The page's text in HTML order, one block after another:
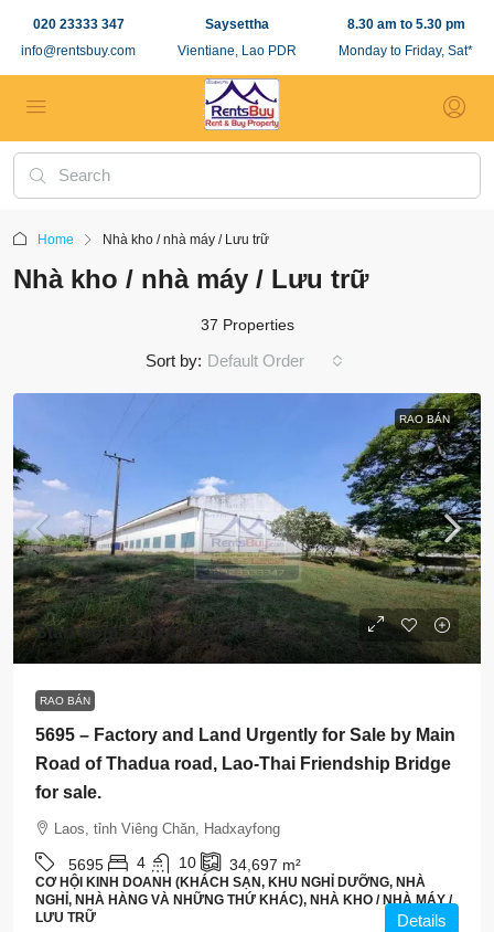
020 23333 347
info@rentsbuy.com
Saysettha
Vientiane, Lao PDR
8.30 am to 5.30 pm
Monday to Friday, Sat*
Home Nhà kho / nhà máy / Lưu trữ
Nhà kho / nhà máy / Lưu trữ
37 Properties
Sort by: Default Order
RAO BÁN
Start from$10,247,680
RAO BÁN
5695 – Factory and Land Urgently for Sale by Main
Road of Thadua road, Lao-Thai Friendship Bridge
for sale.
Laos, tỉnh Viêng Chăn, Hadxayfong
5695 4 10 34,697 m²
CƠ HỘI KINH DOANH (KHÁCH SẠN, KHU NGHỈ DƯỠNG, NHÀ
NGHỈ, NHÀ HÀNG VÀ NHỮNG THỨ KHÁC), NHÀ KHO / NHÀ MÁY /
LƯU TRỮ
Details